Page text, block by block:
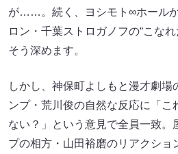
が……。続く、ヨシモト∞ホール
ロン・千葉ストロガノフの“こな
そう深めます。
しかし、神保町よしもと漫才劇場
ンプ・荒川俊の自然な反応に「こ
ない？」という意見で全員一致。
プの相方・山田裕磨のリアクショ